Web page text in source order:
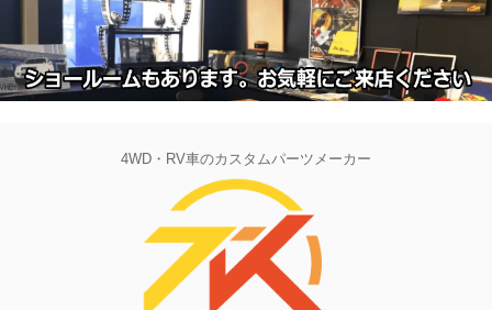
4WD・RV車のカスタムパーツメーカー